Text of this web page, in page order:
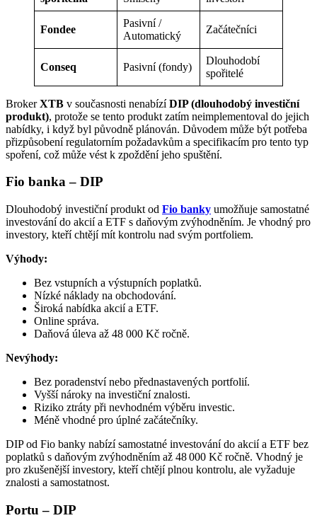
Fondee
Pasivní /
Automatický
Začátečníci
Conseq Pasivní (fondy)
Dlouhodobí
spořitelé
BrokerXTB v současnosti nenabízíDIP (dlouhodobý investiční
produkt), protože se tento produkt zatím neimplementoval do jejich
nabídky, i když byl původně plánován. Důvodem může být potřeba
přizpůsobení regulatorním požadavkům a specifikacím pro tento typ
spoření, což může vést k zpoždění jeho spuštění.
Fio banka – DIP
Dlouhodobý investiční produkt od Fio banky umožňuje samostatné
investování do akcií a ETF s daňovým zvýhodněním. Je vhodný pro
investory, kteří chtějí mít kontrolu nad svým portfoliem.
Výhody:
Bez vstupních a výstupních poplatků.
Nízké náklady na obchodování.
Široká nabídka akcií a ETF.
Online správa.
Daňová úleva až 48 000 Kč ročně.
Nevýhody:
Bez poradenství nebo přednastavených portfolií.
Vyšší nároky na investiční znalosti.
Riziko ztráty při nevhodném výběru investic.
Méně vhodné pro úplné začátečníky.
DIP od Fio banky nabízí samostatné investování do akcií a ETF bez
poplatků s daňovým zvýhodněním až 48 000 Kč ročně. Vhodný je
pro zkušenější investory, kteří chtějí plnou kontrolu, ale vyžaduje
znalosti a samostatnost.
Portu – DIP